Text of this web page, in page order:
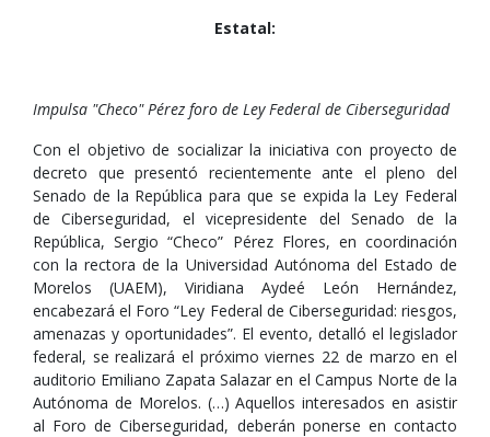
Estatal:
Impulsa "Checo" Pérez foro de Ley Federal de Ciberseguridad
Con el objetivo de socializar la iniciativa con proyecto de
decreto que presentó recientemente ante el pleno del
Senado de la República para que se expida la Ley Federal
de Ciberseguridad, el vicepresidente del Senado de la
República, Sergio “Checo” Pérez Flores, en coordinación
con la rectora de la Universidad Autónoma del Estado de
Morelos (UAEM), Viridiana Aydeé León Hernández,
encabezará el Foro “Ley Federal de Ciberseguridad: riesgos,
amenazas y oportunidades”. El evento, detalló el legislador
federal, se realizará el próximo viernes 22 de marzo en el
auditorio Emiliano Zapata Salazar en el Campus Norte de la
Autónoma de Morelos. (…) Aquellos interesados en asistir
al Foro de Ciberseguridad, deberán ponerse en contacto